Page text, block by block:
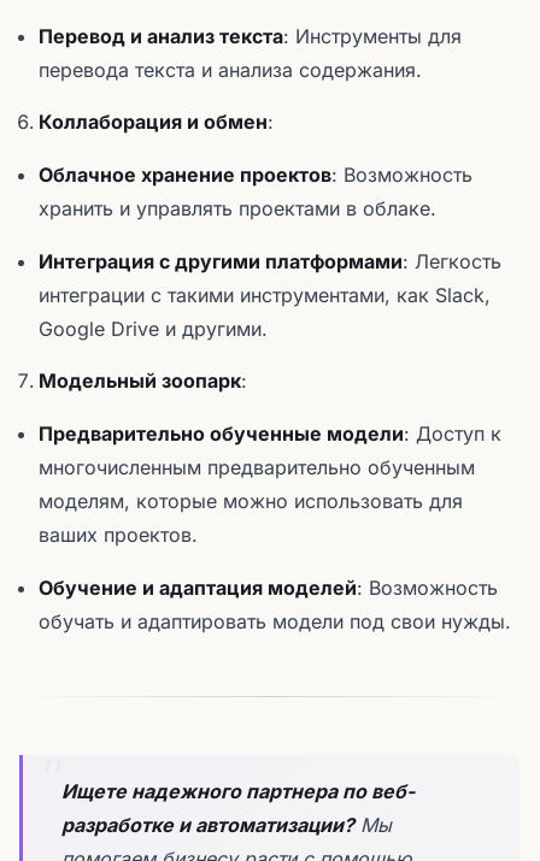
Перевод и анализ текста: Инструменты для
перевода текста и анализа содержания.
Коллаборация и обмен:
Облачное хранение проектов: Возможность
хранить и управлять проектами в облаке.
Интеграция с другими платформами: Легкость
интеграции с такими инструментами, как Slack,
Google Drive и другими.
Модельный зоопарк:
Предварительно обученные модели: Доступ к
многочисленным предварительно обученным
моделям, которые можно использовать для
ваших проектов.
Обучение и адаптация моделей: Возможность
обучать и адаптировать модели под свои нужды.
Ищете надежного партнера по веб-
разработке и автоматизации?Мы